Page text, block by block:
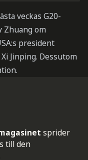
veckas G20-
Zhuang om
president
Jinping. Dessutom
sprider
till den